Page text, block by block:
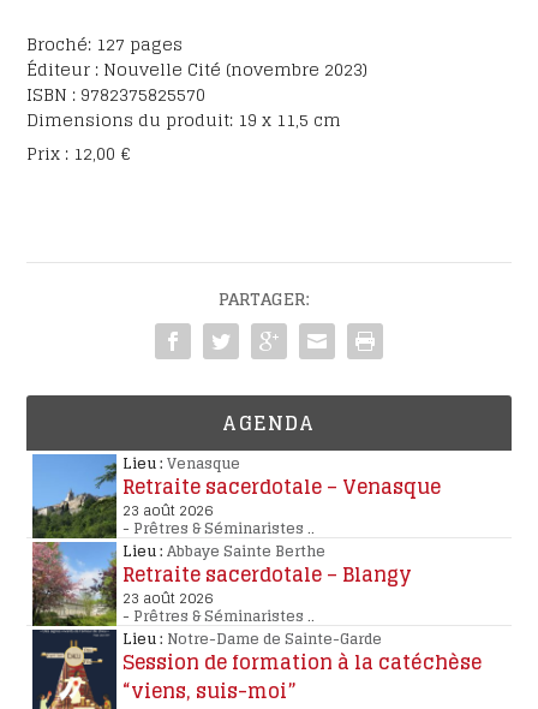
Broché: 127 pages
Éditeur : Nouvelle Cité (novembre 2023)
ISBN : 9782375825570
Dimensions du produit: 19 x 11,5 cm
Prix : 12,00 €
PARTAGER:
AGENDA
Lieu : Venasque
Retraite sacerdotale – Venasque
23 août 2026
- Prêtres & Séminaristes..
Lieu : Abbaye Sainte Berthe
Retraite sacerdotale – Blangy
23 août 2026
- Prêtres & Séminaristes..
Lieu : Notre-Dame de Sainte-Garde
Session de formation à la catéchèse
“viens, suis-moi”